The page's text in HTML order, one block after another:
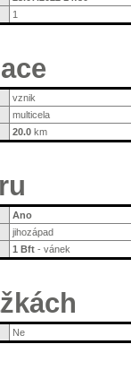
1
vznik
multicela
20.0 km
Ano
jihozápad
1 Bft - vánek
Ne